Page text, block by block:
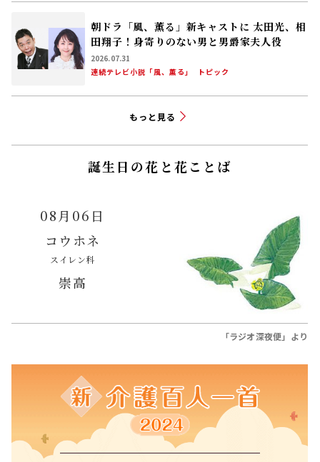
朝ドラ「風、薫る」新キャストに 太田光、相
田翔子！――身寄りのない男と男爵家夫人役
2026.07.31
連続テレビ小説「風、薫る」
トピック
もっと見る
誕生日の花と花ことば
08月06日
コウホネ
スイレン科
崇高
「ラジオ深夜便」より